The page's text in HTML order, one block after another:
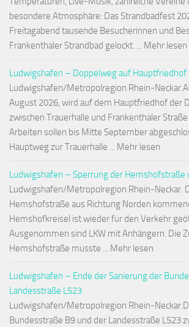
besondere Atmosphäre: Das Strandbadfest
Freitagabend tausende Besucherinnen und
Frankenthaler Strandbad gelockt. ... Mehr lesen
Ludwigshafen – Doppelweg auf Hauptfriedhof
Ludwigshafen/Metropolregion Rhein-
August 2026, wird auf dem Hauptfriedhof der
zwischen Trauerhalle und Frankenthaler
Arbeiten sollen bis Mitte September
Hauptweg zur Trauerhalle ... Mehr lesen
Ludwigshafen – Sperrung der Hemshofstraße
Ludwigshafen/Metropolregion Rhein-Neckar.
Hemshofstraße aus Richtung Norden
Hemshofkreisel ist wieder für den Verkehr
Ausgenommen sind LKW mit Anhängern. Die
Hemshofstraße musste ... Mehr lesen
Ludwigshafen – Ende der Sanierung der
Landesstraße L523
Ludwigshafen/Metropolregion Rhein-
Bundesstraße B9 und der Landesstraße L523